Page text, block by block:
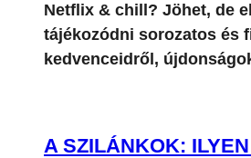
Netflix & chill? Jöhet, de
tájékozódni sorozatos és
kedvenceidről,
A SZILÁNKOK: